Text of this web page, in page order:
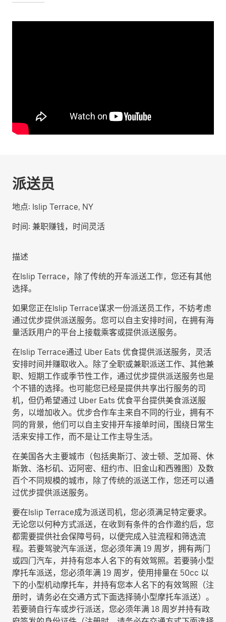
派送员
地点: Islip Terrace, NY
时间: 兼职赚钱，时间灵活
描述
在Islip Terrace，除了传统的开车派送工作，您还有其他
选择。
如果您正在Islip Terrace谋求一份派送员工作，不妨考虑
通过优步提供派送服务。您可以自主安排时间，在拥有海
量活跃用户的平台上接载乘客或提供派送服务。
在Islip Terrace通过 Uber Eats 优食提供派送服务，灵活
安排时间并赚取收入。除了全职或兼职派送工作、其他兼
职、短期工作或季节性工作，通过优步提供派送服务也是
个不错的选择。也可能您已经是提供共享出行服务的司
机，但仍希望通过 Uber Eats 优食平台提供美食派送服
务，以增加收入。优步合作车主来自不同的行业，拥有不
同的背景，他们可以自主安排开车接单时间，围绕日常生
活来安排工作，而不是让工作主导生活。
在美国各大主要城市（包括奥斯汀、波士顿、芝加哥、休
斯敦、洛杉矶、迈阿密、纽约市、旧金山和西雅图）及数
百个不同规模的城市，除了传统的派送工作，您还可以通
过优步提供派送服务。
要在Islip Terrace成为派送司机，您必须满足特定要求。
无论您以何种方式派送，在收到有条件的合作邀约后，您
都需要提供社会保障号码，以便完成入驻流程和筛选流
程。若要驾驶汽车派送，您必须年满 19 周岁，拥有两门
或四门汽车，并持有您本人名下的有效驾照。若要骑小型
摩托车派送，您必须年满 19 周岁，使用排量在 50cc 以
下的小型机动摩托车，并持有您本人名下的有效驾照（注
册时，请务必在交通方式下面选择骑小型摩托车派送）。
若要骑自行车或步行派送，您必须年满 18 周岁并持有政